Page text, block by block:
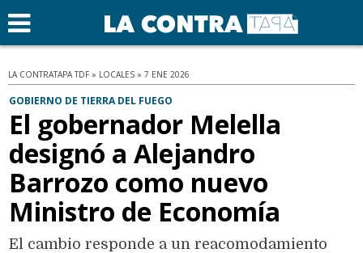
LA CONTRATAPA TDF » LOCALES » 7 ENE 2026
GOBIERNO DE TIERRA DEL FUEGO
El gobernador Melella
designó a Alejandro
Barrozo como nuevo
Ministro de Economía
El cambio responde a un reacomodamiento